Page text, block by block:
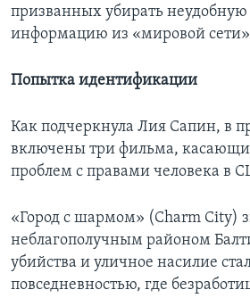
призванных убирать
информацию из «мировой
Попытка идентификации
Как подчеркнула Лия Сапин, в
включены три фильма,
проблем с правами человека в
«Город с шармом» (Charm City)
неблагополучным районом
убийства и уличное насилие
повседневностью, где